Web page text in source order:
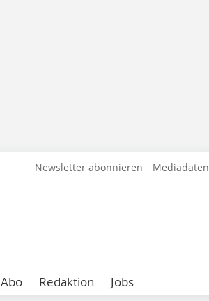
Newsletter abonnieren Mediadaten
Abo Redaktion Jobs